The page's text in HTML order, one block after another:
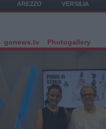
AREZZO
VERSILIA
gonews.tv Photogallery